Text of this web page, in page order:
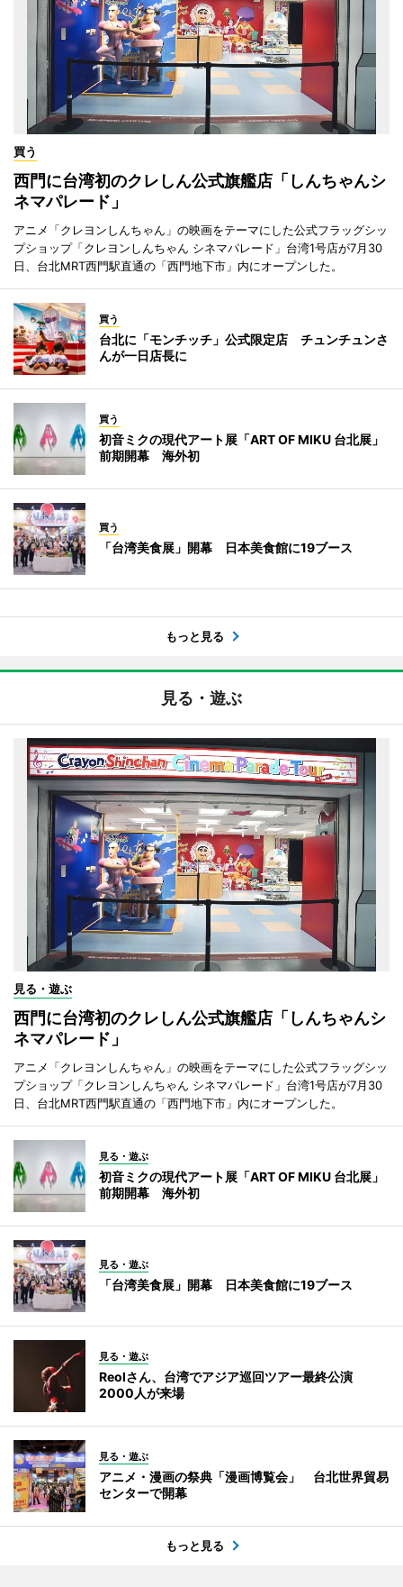
買う
西門に台湾初のクレしん公式旗艦店「しんちゃんシ
ネマパレード」
アニメ「クレヨンしんちゃん」の映画をテーマにした公式フラッグシッ
プショップ「クレヨンしんちゃん シネマパレード」台湾1号店が7月30
日、台北MRT西門駅直通の「西門地下市」内にオープンした。
買う
台北に「モンチッチ」公式限定店 チュンチュンさ
んが一日店長に
買う
初音ミクの現代アート展「ART OF MIKU 台北展」
前期開幕 海外初
買う
「台湾美食展」開幕 日本美食館に19ブース
もっと見る
見る・遊ぶ
見る・遊ぶ
西門に台湾初のクレしん公式旗艦店「しんちゃんシ
ネマパレード」
アニメ「クレヨンしんちゃん」の映画をテーマにした公式フラッグシッ
プショップ「クレヨンしんちゃん シネマパレード」台湾1号店が7月30
日、台北MRT西門駅直通の「西門地下市」内にオープンした。
見る・遊ぶ
初音ミクの現代アート展「ART OF MIKU 台北展」
前期開幕 海外初
見る・遊ぶ
「台湾美食展」開幕 日本美食館に19ブース
見る・遊ぶ
Reolさん、台湾でアジア巡回ツアー最終公演
2000人が来場
見る・遊ぶ
アニメ・漫画の祭典「漫画博覧会」 台北世界貿易
センターで開幕
もっと見る